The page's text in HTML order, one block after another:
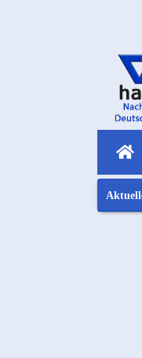
hat wieder versagt